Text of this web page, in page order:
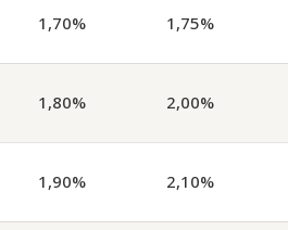
1,70% 1,75%
1,80% 2,00%
1,90% 2,10%